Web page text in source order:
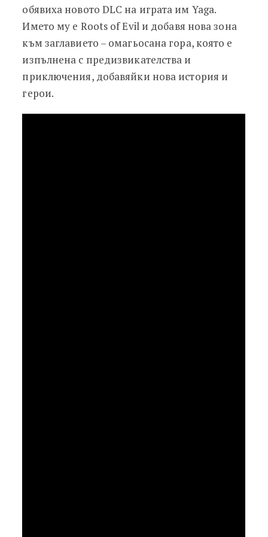
обявиха новото DLC на играта им Yaga.
Името му е Roots of Evil и добавя нова зона
към заглавието – омагьосана гора, която е
изпълнена с предизвикателства и
приключения, добавяйки нова история и
герои.